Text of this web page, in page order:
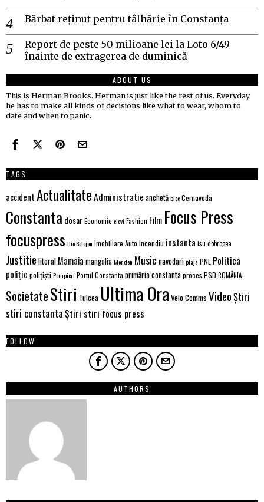
Bărbat reținut pentru tâlhărie în Constanța
Report de peste 50 milioane lei la Loto 6/49
înainte de extragerea de duminică
ABOUT US
This is Herman Brooks. Herman is just like the rest of us. Everyday
he has to make all kinds of decisions like what to wear, whom to
date and when to panic.
TAGS
accidentActualitateAdministratie anchetăblocCernavoda
Constanta dosarEconomie elevi Fashion Film Focus Press
focuspress Ilie Bolojan Imobiliare Auto Incendiu instanta isu dobrogea
Justitie litoral Mamaia mangalia Monden Music navodariplaja PNL Politica
poliție polițiști Pompieri Portul Constanta primăria constantaproces PSD ROMÂNIA
SocietateStiri Tulcea Ultima Ora Velo Comms VideoȘtiri
stiri constantaȘtiri stiri focus press
FOLLOW
AUTHORS